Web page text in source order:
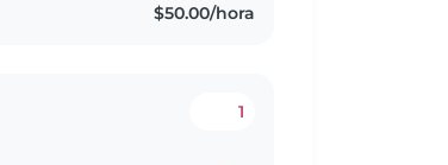
$50.00/hora
1